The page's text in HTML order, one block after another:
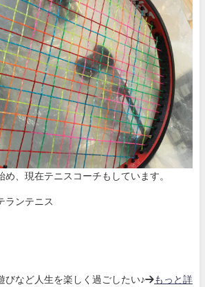
め、現在テニスコーチもしています。
ンテニス
びなど人生を楽しく過ごしたい♪→もっと詳